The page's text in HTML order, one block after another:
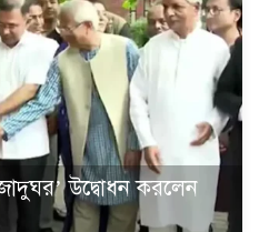
উদ্বোধন করলেন